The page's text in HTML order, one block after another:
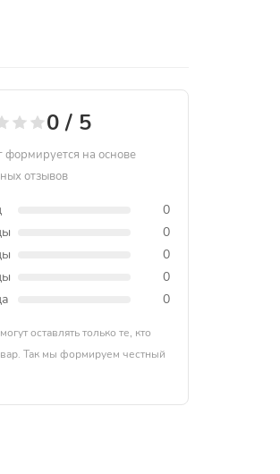
0 / 5
формируется на основе
отзывов
0
0
0
0
0
оставлять только те, кто
Так мы формируем честный